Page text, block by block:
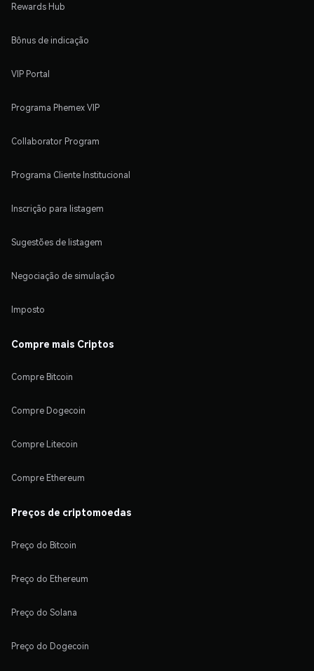
Rewards Hub
Bônus de indicação
VIP Portal
Programa Phemex VIP
Collaborator Program
Programa Cliente Institucional
Inscrição para listagem
Sugestões de listagem
Negociação de simulação
Imposto
Compre mais Criptos
Compre Bitcoin
Compre Dogecoin
Compre Litecoin
Compre Ethereum
Preços de criptomoedas
Preço do Bitcoin
Preço do Ethereum
Preço do Solana
Preço do Dogecoin